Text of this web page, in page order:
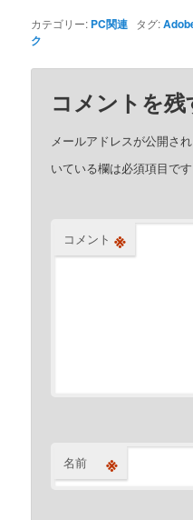
カテゴリー: PC関連 タグ:
ク
コメントを残
メールアドレスが公開さ
いている欄は必須項目です
コメント ※
名前 ※